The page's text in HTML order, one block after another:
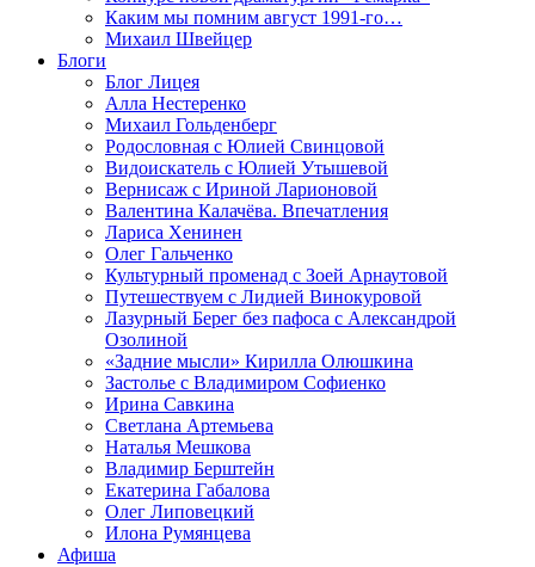
Каким мы помним август 1991-го…
Михаил Швейцер
Блоги
Блог Лицея
Алла Нестеренко
Михаил Гольденберг
Родословная с Юлией Свинцовой
Видоискатель с Юлией Утышевой
Вернисаж с Ириной Ларионовой
Валентина Калачёва. Впечатления
Лариса Хенинен
Олег Гальченко
Культурный променад с Зоей Арнаутовой
Путешествуем с Лидией Винокуровой
Лазурный Берег без пафоса с Александрой
Озолиной
«Задние мысли» Кирилла Олюшкина
Застолье с Владимиром Софиенко
Ирина Савкина
Светлана Артемьева
Наталья Мешкова
Владимир Берштейн
Екатерина Габалова
Олег Липовецкий
Илона Румянцева
Афиша